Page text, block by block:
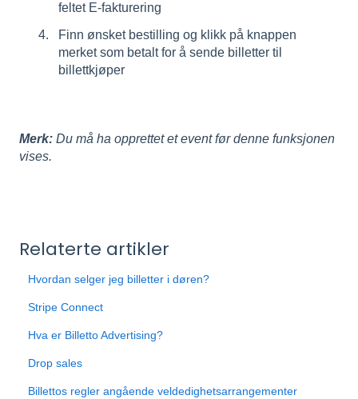
feltet E-fakturering
Finn ønsket bestilling og klikk på knappen
merket som betalt for å sende billetter til
billettkjøper
Merk: Du må ha opprettet et event før denne funksjonen
vises.
Relaterte artikler
Hvordan selger jeg billetter i døren?
Stripe Connect
Hva er Billetto Advertising?
Drop sales
Billettos regler angående veldedighetsarrangementer